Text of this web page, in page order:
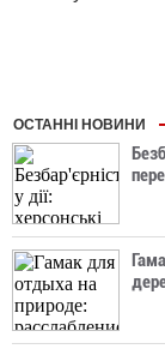
ОСТАННІ НОВИНИ